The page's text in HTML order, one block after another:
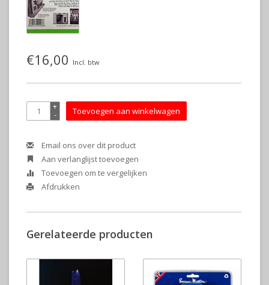
€16,00 Incl. btw
+
- Toevoegen aan winkelwagen
Email ons over dit product
Aan verlanglijst toevoegen
Toevoegen om te vergelijken
Afdrukken
Gerelateerde producten